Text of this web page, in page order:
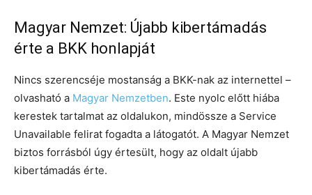
Magyar Nemzet: Újabb kibertámadás
érte a BKK honlapját
Nincs szerencséje mostanság a BKK-nak az internettel –
olvasható a Magyar Nemzetben. Este nyolc előtt hiába
kerestek tartalmat az oldalukon, mindössze a Service
Unavailable felirat fogadta a látogatót. A Magyar Nemzet
biztos forrásból úgy értesült, hogy az oldalt újabb
kibertámadás érte.